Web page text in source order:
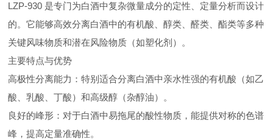
LZP-930 是专门为白酒中复杂微量成分的定性、定量分析而设计
的。它能够高效分离白酒中的有机酸、醇类、醛类、酯类等多种
关键风味物质和潜在风险物质（如塑化剂）。
主要特点与优势
高极性分离能力：特别适合分离白酒中亲水性强的有机酸（如乙
酸、乳酸、丁酸）和高级醇（杂醇油）。
良好的峰形：对于白酒中易拖尾的酸性物质，能提供对称的色谱
峰，提高定量准确性。